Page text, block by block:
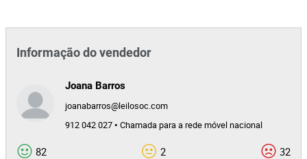
Informação do vendedor
Joana Barros
joanabarros@leilosoc.com
912 042 027 • Chamada para a rede móvel nacional
82 2 32